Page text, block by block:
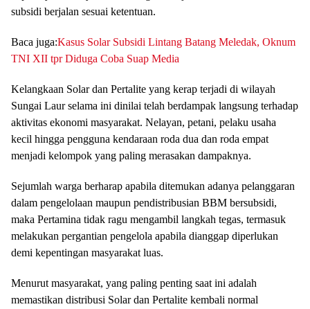
subsidi berjalan sesuai ketentuan.
Baca juga:Kasus Solar Subsidi Lintang Batang Meledak, Oknum
TNI XII tpr Diduga Coba Suap Media
Kelangkaan Solar dan Pertalite yang kerap terjadi di wilayah
Sungai Laur selama ini dinilai telah berdampak langsung terhadap
aktivitas ekonomi masyarakat. Nelayan, petani, pelaku usaha
kecil hingga pengguna kendaraan roda dua dan roda empat
menjadi kelompok yang paling merasakan dampaknya.
Sejumlah warga berharap apabila ditemukan adanya pelanggaran
dalam pengelolaan maupun pendistribusian BBM bersubsidi,
maka Pertamina tidak ragu mengambil langkah tegas, termasuk
melakukan pergantian pengelola apabila dianggap diperlukan
demi kepentingan masyarakat luas.
Menurut masyarakat, yang paling penting saat ini adalah
memastikan distribusi Solar dan Pertalite kembali normal